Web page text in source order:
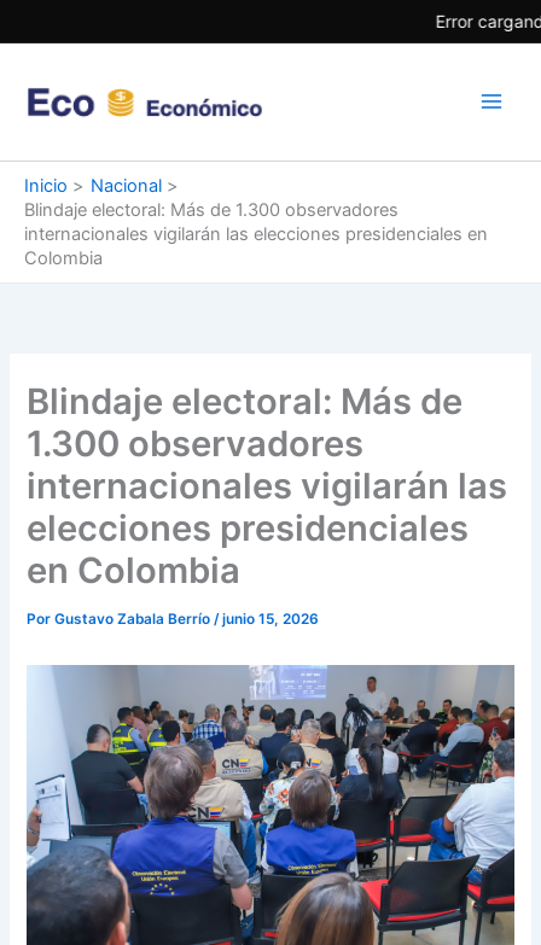
Error
al
Inicio
Nacional
Blindaje electoral: Más de 1.300 observadores
internacionales vigilarán las elecciones presidenciales en
Colombia
Blindaje electoral: Más de
1.300 observadores
internacionales vigilarán las
elecciones presidenciales
en Colombia
PorGustavo Zabala Berrío /junio 15, 2026